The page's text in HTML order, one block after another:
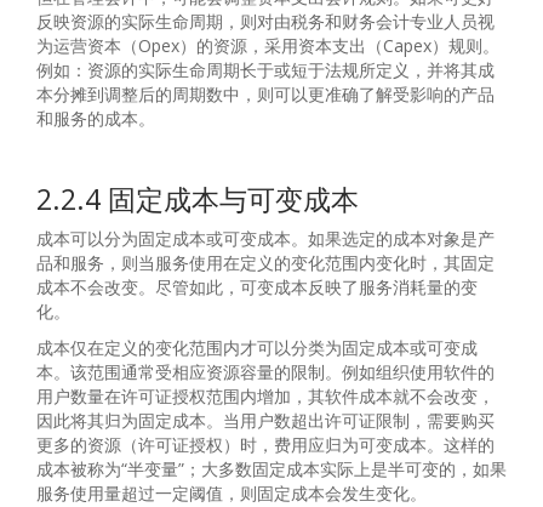
反映资源的实际生命周期，则对由税务和财务会计专业人员视
为运营资本（Opex）的资源，采用资本支出（Capex）规则。
例如：资源的实际生命周期长于或短于法规所定义，并将其成
本分摊到调整后的周期数中，则可以更准确了解受影响的产品
和服务的成本。
2.2.4 固定成本与可变成本
成本可以分为固定成本或可变成本。如果选定的成本对象是产
品和服务，则当服务使用在定义的变化范围内变化时，其固定
成本不会改变。尽管如此，可变成本反映了服务消耗量的变
化。
成本仅在定义的变化范围内才可以分类为固定成本或可变成
本。该范围通常受相应资源容量的限制。例如组织使用软件的
用户数量在许可证授权范围内增加，其软件成本就不会改变，
因此将其归为固定成本。当用户数超出许可证限制，需要购买
更多的资源（许可证授权）时，费用应归为可变成本。这样的
成本被称为“半变量”；大多数固定成本实际上是半可变的，如果
服务使用量超过一定阈值，则固定成本会发生变化。